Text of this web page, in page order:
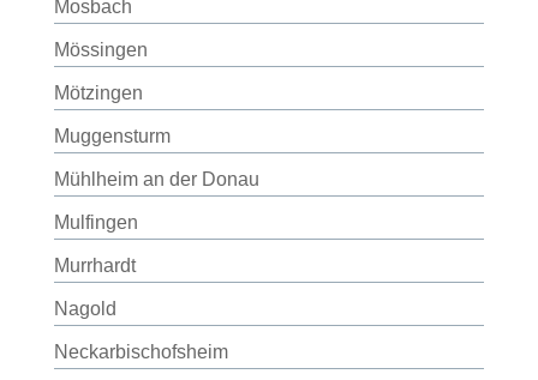
Mosbach
Mössingen
Mötzingen
Muggensturm
Mühlheim an der Donau
Mulfingen
Murrhardt
Nagold
Neckarbischofsheim